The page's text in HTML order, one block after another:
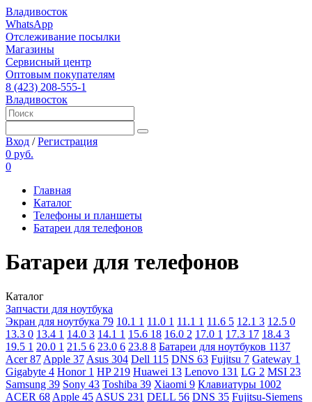
Владивосток
WhatsApp
Отслеживание посылки
Магазины
Сервисный центр
Оптовым покупателям
8 (423) 208-555-1
Владивосток
Вход /Регистрация
0 руб.
0
Главная
Каталог
Телефоны и планшеты
Батареи для телефонов
Батареи для телефонов
Каталог
Запчасти для ноутбука
Экран для ноутбука 79 10.1 1 11.0 1 11.1 1 11.6 5 12.1 3 12.5 0
13.3 0 13.4 1 14.0 3 14.1 1 15.6 18 16.0 2 17.0 1 17.3 17 18.4 3
19.5 1 20.0 1 21.5 6 23.0 6 23.8 8 Батареи для ноутбуков 1137
Acer87 Apple 37 Asus 304 Dell 115 DNS 63 Fujitsu 7 Gateway 1
Gigabyte 4 Honor 1 HP 219 Huawei 13 Lenovo 131 LG 2 MSI 23
Samsung 39 Sony 43 Toshiba 39 Xiaomi 9 Клавиатуры 1002
ACER 68 Apple 45 ASUS 231 DELL 56 DNS 35 Fujitsu-Siemens